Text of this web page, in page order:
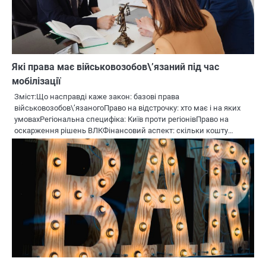
Які права має військовозобов\’язаний під час
мобілізації
Зміст:Що насправді каже закон: базові права
військовозобов\’язаногоПраво на відстрочку: хто має і на яких
умовахРегіональна специфіка: Київ проти регіонівПраво на
оскарження рішень ВЛКФінансовий аспект: скільки кошту…